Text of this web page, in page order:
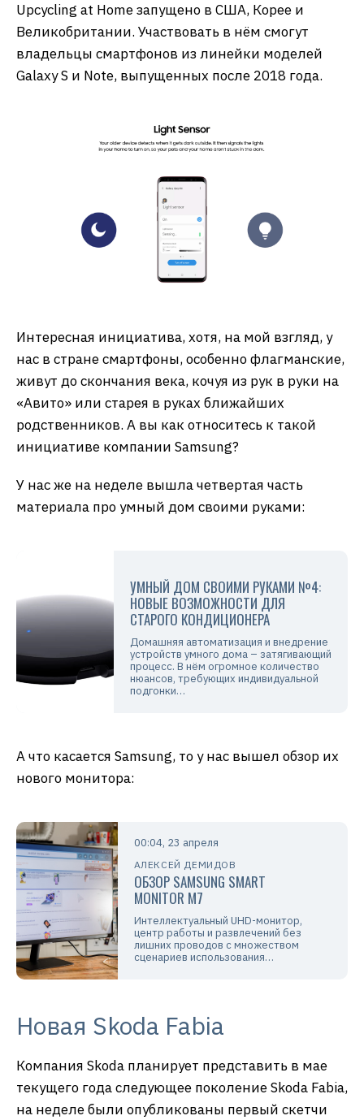
Upcycling at Home запущено в США, Корее и
Великобритании. Участвовать в нём смогут
владельцы смартфонов из линейки моделей
Galaxy S и Note, выпущенных после 2018 года.
Интересная инициатива, хотя, на мой взгляд, у
нас в стране смартфоны, особенно флагманские,
живут до скончания века, кочуя из рук в руки на
«Авито» или старея в руках ближайших
родственников. А вы как относитесь к такой
инициативе компании Samsung?
У нас же на неделе вышла четвертая часть
материала про умный дом своими руками:
УМНЫЙ ДОМ СВОИМИ РУКАМИ №4:
НОВЫЕ ВОЗМОЖНОСТИ ДЛЯ
СТАРОГО КОНДИЦИОНЕРА
Домашняя автоматизация и внедрение
устройств умного дома – затягивающий
процесс. В нём огромное количество
нюансов, требующих индивидуальной
подгонки…
А что касается Samsung, то у нас вышел обзор их
нового монитора:
00:04, 23 апреля
АЛЕКСЕЙ ДЕМИДОВ
ОБЗОР SAMSUNG SMART
MONITOR M7
Интеллектуальный UHD-монитор,
центр работы и развлечений без
лишних проводов с множеством
сценариев использования…
Новая Skoda Fabia
Компания Skoda планирует представить в мае
текущего года следующее поколение Skoda Fabia,
на неделе были опубликованы первый скетчи